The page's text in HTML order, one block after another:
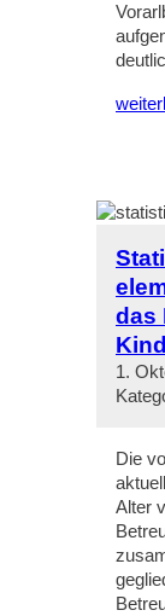
das
1.
Die
Alter